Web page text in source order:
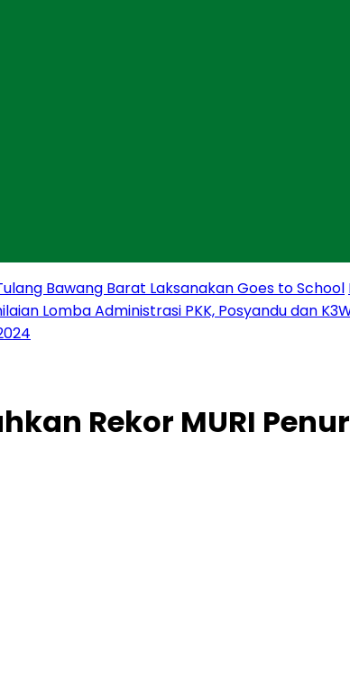
Bawang Barat Laksanakan Goes to School
Lomba Administrasi PKK, Posyandu dan
Rekor MURI